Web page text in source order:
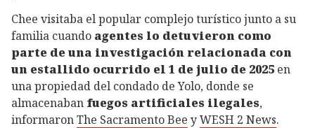
Chee visitaba el popular complejo turístico junto a su
familia cuando agentes lo detuvieron como
parte de una investigación relacionada con
un estallido ocurrido el 1 de julio de 2025en
una propiedad del condado de Yolo, donde se
almacenaban fuegos artificiales ilegales,
informaronThe Sacramento Bee yWESH 2 News.